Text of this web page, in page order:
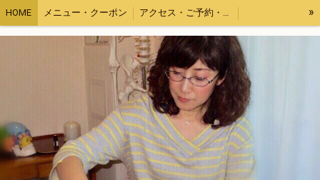
HOME メニュー・クーポン アクセス・ご予約・カレンダー
オーガニックヘナ・エコヴェーダ ヘッドリリース ハワイアンロミロミ
プロフィール・割引 取り扱い商品
»